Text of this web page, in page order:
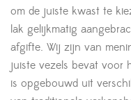
om de juiste kwast te
lak gelijkmatig
afgifte. Wij zijn van
juiste vezels bevat voor
is opgebouwd uit